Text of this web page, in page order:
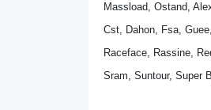
Massload, Ostand,
Cst, Dahon, Fsa,
Raceface, Rassine,
Sram, Suntour, Super